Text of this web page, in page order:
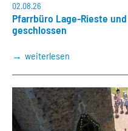
02.08.26
Pfarrbüro Lage-Rieste
geschlossen
weiterlesen